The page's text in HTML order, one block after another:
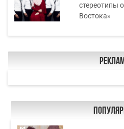
стереотипы
Востока»